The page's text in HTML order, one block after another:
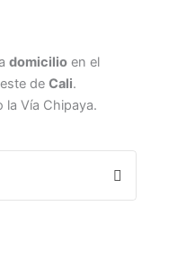
domicilioen el
de Cali.
Vía Chipaya.